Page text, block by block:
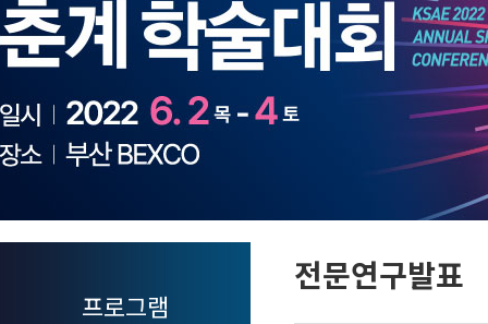
전문연구발표
프로그램